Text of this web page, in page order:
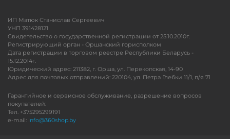
ИП Матюк Станислав Сергеевич
УНП 391428121
Свидетельство о государственной регистрации от 25.10.2010г.
Регистрирующий орган - Оршанский горисполком
Дата регистрации в торговом реестре Республики Беларусь -
15.12.2014г.
Юридический адрес: 211382, г. Орша, ул. Перекопская, 14-90
Адрес для почтовых отправлений: 220104, ул. Петра Глебки 11/1, п/я 71
Гарантийное и сервисное обслуживание, разрешение вопросов
покупателей:
Тел. +375295299191
e-mail: info@360shop.by